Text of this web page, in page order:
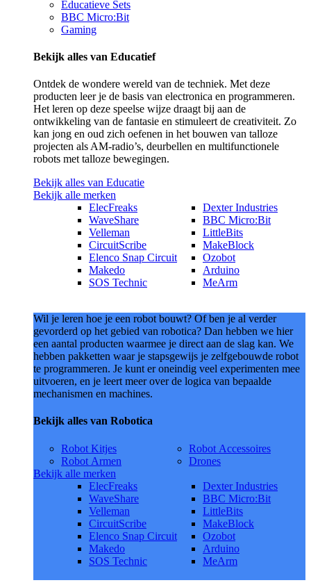
Educatieve Sets
BBC Micro:Bit
Gaming
Bekijk alles van Educatief
Ontdek de wondere wereld van de techniek. Met deze
producten leer je de basis van electronica en programmeren.
Het leren op deze speelse wijze draagt bij aan de
ontwikkeling van de fantasie en stimuleert de creativiteit. Zo
kan jong en oud zich oefenen in het bouwen van talloze
projecten als AM-radio’s, deurbellen en multifunctionele
robots met talloze bewegingen.
Bekijk alles van Educatie
Bekijk alle merken
ElecFreaks
WaveShare
Velleman
CircuitScribe
Elenco Snap Circuit
Makedo
SOS Technic
Dexter Industries
BBC Micro:Bit
LittleBits
MakeBlock
Ozobot
Arduino
MeArm
Wil je leren hoe je een robot bouwt? Of ben je al verder
gevorderd op het gebied van robotica? Dan hebben we hier
een aantal producten waarmee je direct aan de slag kan. We
hebben pakketten waar je stapsgewijs je zelfgebouwde robot
te programmeren. Je kunt er oneindig veel experimenten mee
uitvoeren, en je leert meer over de logica van bepaalde
mechanismen en machines.
Bekijk alles van Robotica
Robot Kitjes
Robot Armen
Robot Accessoires
Drones
Bekijk alle merken
ElecFreaks
WaveShare
Velleman
CircuitScribe
Elenco Snap Circuit
Makedo
SOS Technic
Dexter Industries
BBC Micro:Bit
LittleBits
MakeBlock
Ozobot
Arduino
MeArm